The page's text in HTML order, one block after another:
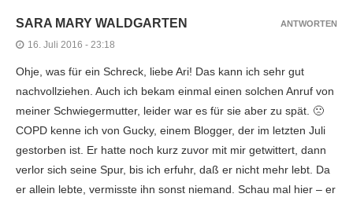
SARA MARY WALDGARTEN
16. Juli 2016 - 23:18
Ohje, was für ein Schreck, liebe Ari! Das kann ich sehr gut
nachvollziehen. Auch ich bekam einmal einen solchen Anruf von
meiner Schwiegermutter, leider war es für sie aber zu spät. 🙁
COPD kenne ich von Gucky, einem Blogger, der im letzten Juli
gestorben ist. Er hatte noch kurz zuvor mit mir getwittert, dann
verlor sich seine Spur, bis ich erfuhr, daß er nicht mehr lebt. Da
er allein lebte, vermisste ihn sonst niemand. Schau mal hier – er
ANTWORTEN